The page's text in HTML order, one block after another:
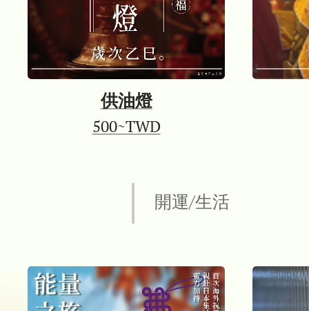
供油燈
500~TWD
開運/生活